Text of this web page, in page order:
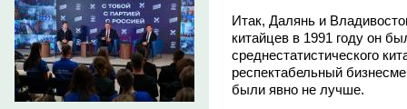
Итак, Далянь и
китайцев в 1991 году он
среднестатистического
респектабельный
были явно не лучше.